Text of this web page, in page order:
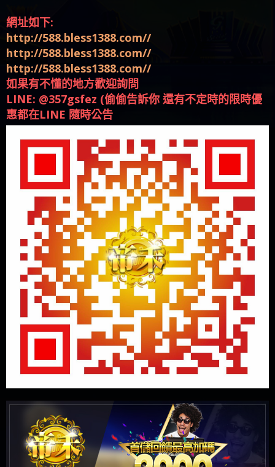
網址如下:
http://588.bless1388.com//
http://588.bless1388.com//
http://588.bless1388.com//
如果有不懂的地方歡迎詢問
LINE: @357gsfez (偷偷告訴你 還有不定時的限時優
惠都在LINE 隨時公告